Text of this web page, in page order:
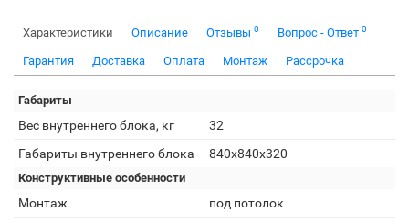
Характеристики Описание Отзывы 0 Вопрос - Ответ 0
Гарантия Доставка Оплата Монтаж Рассрочка
Габариты
Вес внутреннего блока, кг
32
Габариты внутреннего блока
840х840х320
Конструктивные особенности
Монтаж
под потолок